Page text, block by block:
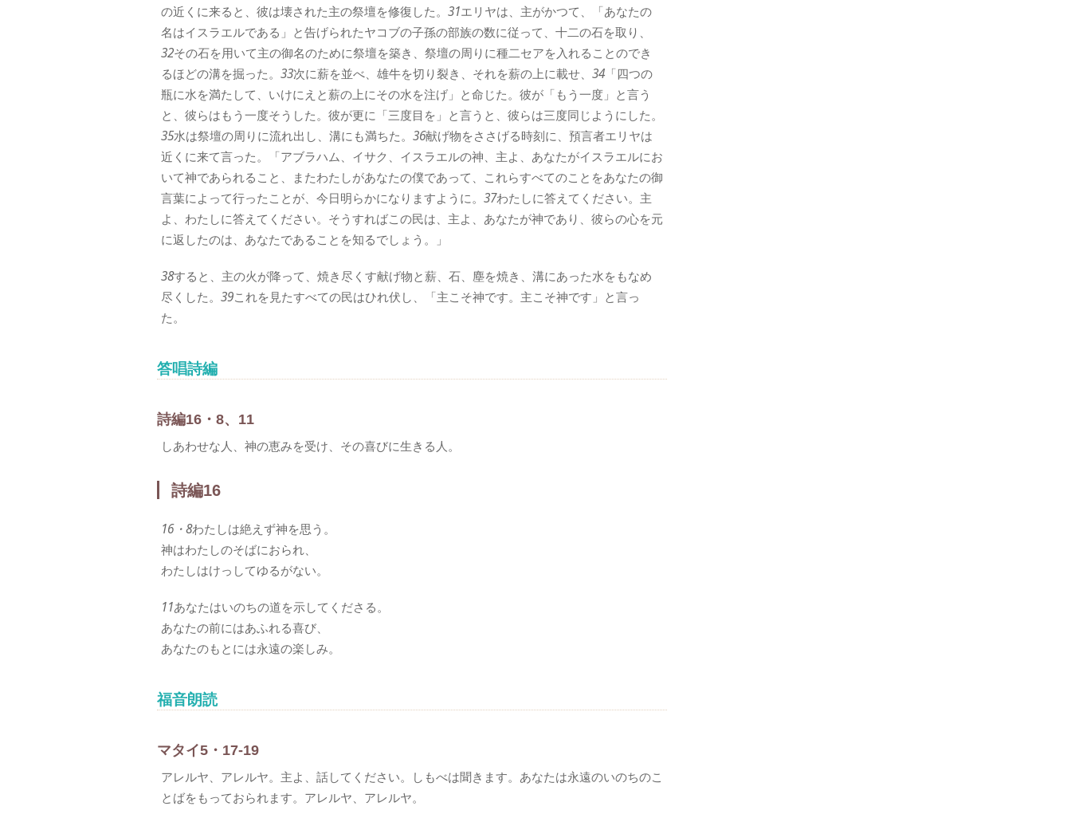
の近くに来ると、彼は壊された主の祭壇を修復した。 31エリヤは、主がかつて、「あなたの
名はイスラエルである」と告げられたヤコブの子孫の部族の数に従って、十二の石を取り、
32その石を用いて主の御名のために祭壇を築き、祭壇の周りに種二セアを入れることのでき
るほどの溝を掘った。 33次に薪を並べ、雄牛を切り裂き、それを薪の上に載せ、 34 「四つの
瓶に水を満たして、いけにえと薪の上にその水を注げ」と命じた。彼が「もう一度」と言う
と、彼らはもう一度そうした。彼が更に「三度目を」と言うと、彼らは三度同じようにした。
35水は祭壇の周りに流れ出し、溝にも満ちた。 36献げ物をささげる時刻に、預言者エリヤは
近くに来て言った。「アブラハム、イサク、イスラエルの神、主よ、あなたがイスラエルにお
いて神であられること、またわたしがあなたの僕であって、これらすべてのことをあなたの御
言葉によって行ったことが、今日明らかになりますように。 37わたしに答えてください。主
よ、わたしに答えてください。そうすればこの民は、主よ、あなたが神であり、彼らの心を元
に返したのは、あなたであることを知るでしょう。」
38すると、主の火が降って、焼き尽くす献げ物と薪、石、塵を焼き、溝にあった水をもなめ
尽くした。 39これを見たすべての民はひれ伏し、「主こそ神です。主こそ神です」と言っ
た。
答唱詩編
詩編16・8、11
しあわせな人、神の恵みを受け、その喜びに生きる人。
詩編16
16・8わたしは絶えず神を思う。
神はわたしのそばにおられ、
わたしはけっしてゆるがない。
11あなたはいのちの道を示してくださる。
あなたの前にはあふれる喜び、
あなたのもとには永遠の楽しみ。
福音朗読
マタイ5・17-19
アレルヤ、アレルヤ。主よ、話してください。しもべは聞きます。あなたは永遠のいのちのこ
とばをもっておられます。アレルヤ、アレルヤ。